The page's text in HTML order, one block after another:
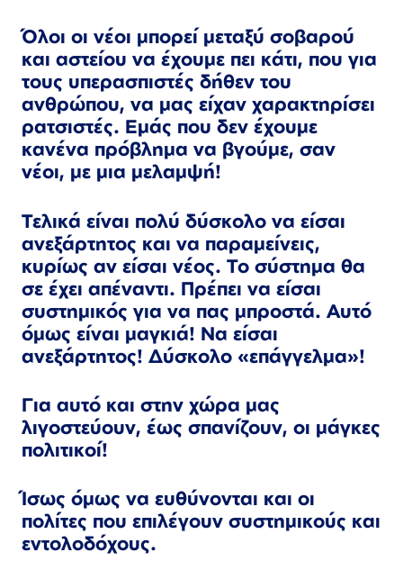
Όλοι οι νέοι μπορεί μεταξύ σοβαρού
και αστείου να έχουμε πει κάτι, που για
τους υπερασπιστές δήθεν του
ανθρώπου, να μας είχαν χαρακτηρίσει
ρατσιστές. Εμάς που δεν έχουμε
κανένα πρόβλημα να βγούμε, σαν
νέοι, με μια μελαμψή!
Τελικά είναι πολύ δύσκολο να είσαι
ανεξάρτητος και να παραμείνεις,
κυρίως αν είσαι νέος. Το σύστημα θα
σε έχει απέναντι. Πρέπει να είσαι
συστημικός για να πας μπροστά. Αυτό
όμως είναι μαγκιά! Να είσαι
ανεξάρτητος! Δύσκολο «επάγγελμα»!
Για αυτό και στην χώρα μας
λιγοστεύουν, έως σπανίζουν, οι μάγκες
πολιτικοί!
Ίσως όμως να ευθύνονται και οι
πολίτες που επιλέγουν συστημικούς και
εντολοδόχους.